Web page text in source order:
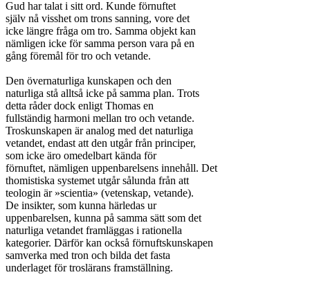
Gud har talat i sitt ord. Kunde förnuftet
själv nå visshet om trons sanning, vore det
icke längre fråga om tro. Samma objekt kan
nämligen icke för samma person vara på en
gång föremål för tro och vetande.
Den övernaturliga kunskapen och den
naturliga stå alltså icke på samma plan. Trots
detta råder dock enligt Thomas en
fullständig harmoni mellan tro och vetande.
Troskunskapen är analog med det naturliga
vetandet, endast att den utgår från principer,
som icke äro omedelbart kända för
förnuftet, nämligen uppenbarelsens innehåll. Det
thomistiska systemet utgår sålunda från att
teologin är »scientia» (vetenskap, vetande).
De insikter, som kunna härledas ur
uppenbarelsen, kunna på samma sätt som det
naturliga vetandet framläggas i rationella
kategorier. Därför kan också förnuftskunskapen
samverka med tron och bilda det fasta
underlaget för troslärans framställning.